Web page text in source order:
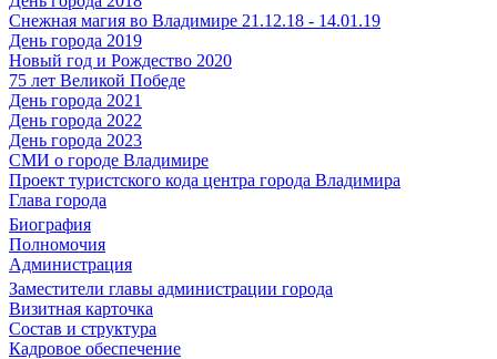
Снежная магия во Владимире 21.12.18 - 14.01.19
День города 2019
Новый год и Рождество 2020
75 лет Великой Победе
День города 2021
День города 2022
День города 2023
СМИ о городе Владимире
Проект туристского кода центра города Владимира
Глава города
Биография
Полномочия
Администрация
Заместители главы администрации города
Визитная карточка
Состав и структура
Кадровое обеспечение